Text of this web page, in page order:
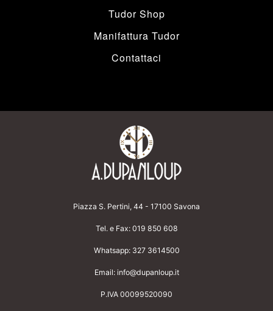
Tudor Shop
Manifattura Tudor
Contattaci
Piazza S. Pertini, 44 - 17100 Savona
Tel. e Fax: 019 850 608
Whatsapp: 327 3614500
Email: info@dupanloup.it
P.IVA 00099520090